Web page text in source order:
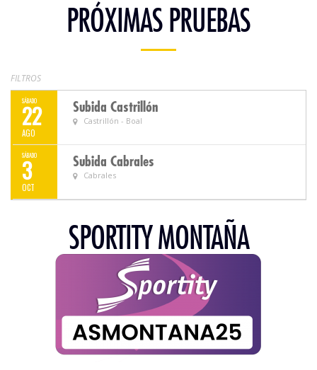
PRÓXIMAS PRUEBAS
FILTROS
SÁBADO
22
AGO
Subida Castrillón
Castrillón - Boal
SÁBADO
3
OCT
Subida Cabrales
Cabrales
SPORTITY MONTAÑA